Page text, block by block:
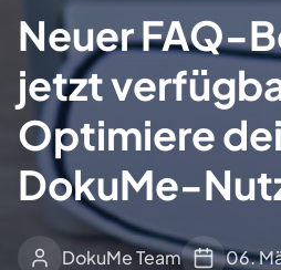
Neuer FAQ-
jetzt
Optimiere
DokuMe-
DokuMe Team 06.